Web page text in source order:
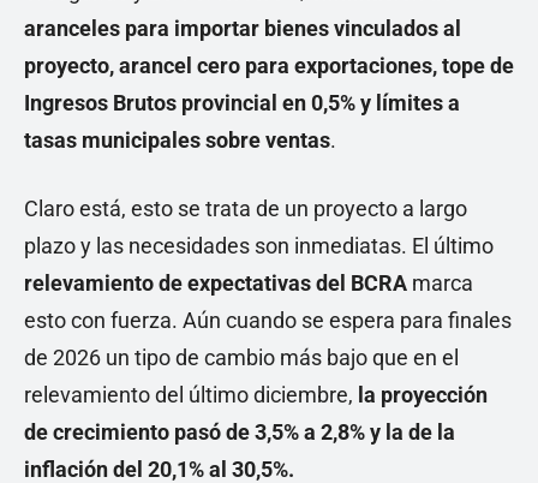
aranceles para importar bienes vinculados al
proyecto, arancel cero para exportaciones, tope de
Ingresos Brutos provincial en 0,5% y límites a
tasas municipales sobre ventas.
Claro está, esto se trata de un proyecto a largo
plazo y las necesidades son inmediatas. El último
relevamiento de expectativas del BCRA marca
esto con fuerza. Aún cuando se espera para finales
de 2026 un tipo de cambio más bajo que en el
relevamiento del último diciembre, la proyección
de crecimiento pasó de 3,5% a 2,8% y la de la
inflación del 20,1% al 30,5%.